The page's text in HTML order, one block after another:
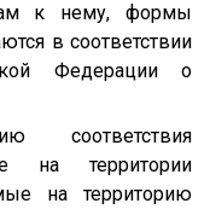
к нему, формы
в соответствии
Федерации о
соответствия
на территории
на территорию